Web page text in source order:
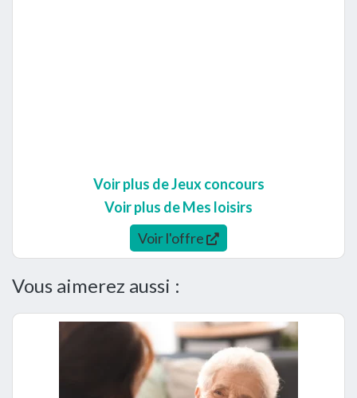
Voir plus de Jeux concours
Voir plus de Mes loisirs
Voir l'offre
Vous aimerez aussi :